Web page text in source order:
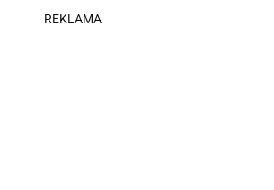
REKLAMA